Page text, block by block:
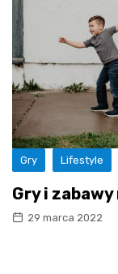
Gry Lifestyle
Gry i
29 marca 2022